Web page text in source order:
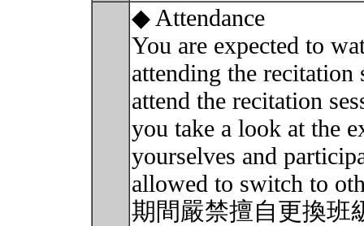
◆ Attendance
You are expected to
attending the
attend the recitation
you take a look at the
yourselves and
allowed to switch to
期間嚴禁擅自更換班